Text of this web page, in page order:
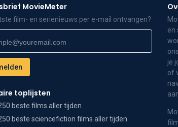
MovieMeter
film- en serienieuws per e-mail ontvangen?
toplijsten
beste films aller tijden
beste sciencefiction films aller tijden
en
je
of